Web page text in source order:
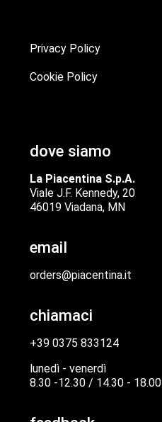
Privacy Policy
Cookie Policy
dove siamo
La Piacentina S.p.A.
Viale J.F. Kennedy, 20
46019 Viadana, MN
email
orders@piacentina.it
chiamaci
+39 0375 833124
lunedì - venerdì
8.30 -12.30 / 14.30 - 18.00